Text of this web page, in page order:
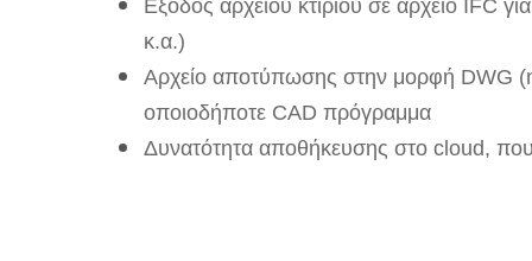
Εξοδος αρχείου κτιρίου σε αρχείο IFC
κ.α.)
Αρχείο αποτύπωσης στην μορφή DWG
οποιοδήποτε CAD πρόγραμμα
Δυνατότητα αποθήκευσης στο cloud, που